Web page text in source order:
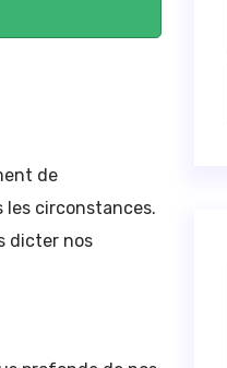
de
les circonstances.
dicter nos